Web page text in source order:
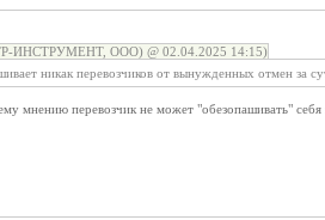
ИНСТРУМЕНТ, ООО) @ 02.04.2025 14:15)
никак перевозчиков от вынужденных отмен за
мнению перевозчик не может "обезопашивать" себя